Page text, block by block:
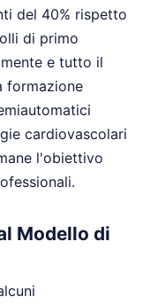
del 40% rispetto
di primo
e tutto il
formazione
cardiovascolari
l'obiettivo
Modello di